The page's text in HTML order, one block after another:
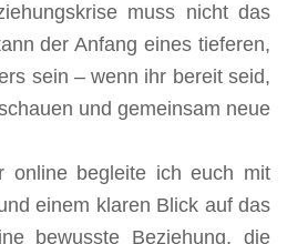
muss nicht das
der Anfang eines tieferen,
sein – wenn ihr bereit seid,
und gemeinsam neue
online begleite ich euch mit
einem klaren Blick auf das
bewusste Beziehung, die